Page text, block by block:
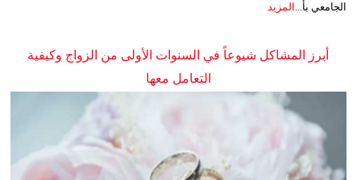
الجامعي بأ... المزيد
أبرز المشاكل شيوعاً في السنوات الأولى من الزواج وكيفية
التعامل معها